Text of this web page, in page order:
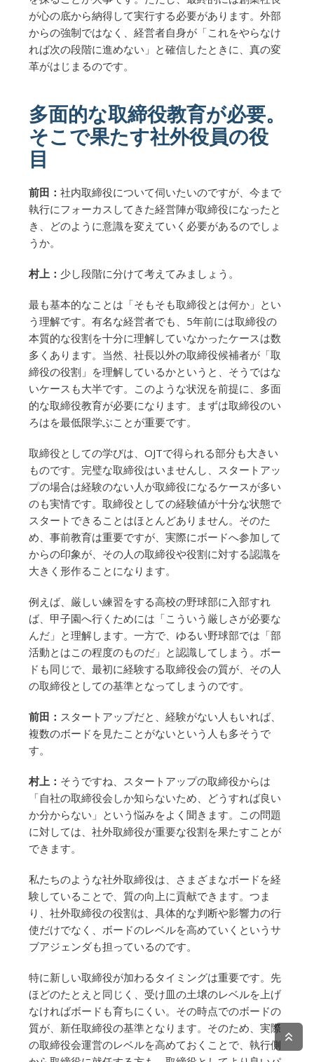
が心の底から納得して実行する必要があります。外部
からの強制ではなく、経営者自身が「これをやらなけ
れば次の段階に進めない」と確信したときに、真の変
革がはじまるのです。
多面的な取締役教育が必要。
そこで果たす社外役員の役
目
前田： 社内取締役について伺いたいのですが、今まで
執行にフォーカスしてきた経営陣が取締役になったと
き、どのように意識を変えていく必要があるのでしょ
うか。
村上： 少し段階に分けて考えてみましょう。
最も基本的なことは「そもそも取締役とは何か」とい
う理解です。有名な経営者でも、5年前には取締役の
本質的な役割を十分に理解していなかったケースは数
多くあります。当然、社長以外の取締役候補者が「取
締役の役割」を理解しているかというと、そうではな
いケースも大半です。このような状況を前提に、多面
的な取締役教育が必要になります。まずは取締役のい
ろはを最低限学ぶことが重要です。
取締役としての学びは、OJTで得られる部分も大きい
ものです。完璧な取締役はいませんし、スタートアッ
プの場合は経験のない人が取締役になるケースが多い
のも実情です。取締役としての経験値が十分な状態で
スタートできることはほとんどありません。そのた
め、事前教育は重要ですが、実際にボードへ参加して
からの印象が、その人の取締役や役割に対する認識を
大きく形作ることになります。
例えば、厳しい練習をする高校の野球部に入部すれ
ば、甲子園へ行くためには「こういう厳しさが必要な
んだ」と理解します。一方で、ゆるい野球部では「部
活動とはこの程度のものだ」と認識してしまう。ボー
ドも同じで、最初に経験する取締役会の質が、その人
の取締役としての基準となってしまうのです。
前田： スタートアップだと、経験がない人もいれば、
複数のボードを見たことがないという人も多そうで
す。
村上： そうですね、スタートアップの取締役からは
「自社の取締役会しか知らないため、どうすれば良い
か分からない」という悩みをよく聞きます。この問題
に対しては、社外取締役が重要な役割を果たすことが
できます。
私たちのような社外取締役は、さまざまなボードを経
験していることで、質の向上に貢献できます。つま
り、社外取締役の役割は、具体的な判断や影響力の行
使だけでなく、ボードのレベルを高めていくというサ
ブアジェンダも担っているのです。
特に新しい取締役が加わるタイミングは重要です。先
ほどのたとえと同じく、受け皿の土壌のレベルを上げ
なければボードも育ちにくい。その時点でのボードの
質が、新任取締役の基準となります。そのため、実際
の取締役会運営のレベルを高めておくことで、執行側